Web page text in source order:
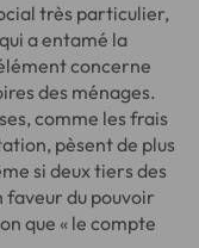
très particulier,
a entamé la
concerne
des ménages.
comme les frais
pèsent de plus
si deux tiers des
faveur du pouvoir
que « le compte